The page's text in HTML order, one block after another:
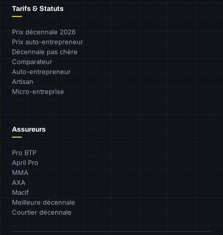
Tarifs & Statuts
Prix décennale 2026
Prix auto-entrepreneur
Décennale pas chère
Comparateur
Auto-entrepreneur
Artisan
Micro-entreprise
Assureurs
Pro BTP
April Pro
MMA
AXA
Macif
Meilleure décennale
Courtier décennale